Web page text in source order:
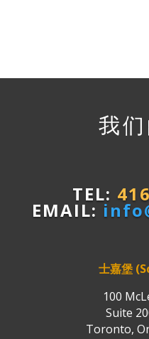
我
TEL:
EMAIL:
士嘉堡
100
Suite
Toronto,